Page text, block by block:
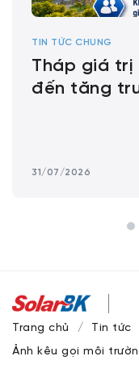
TIN TỨC CHUNG
Tháp giá trị
đến tăng
31/07/2026
Trang chủ Tin tức
Ảnh kêu gọi môi